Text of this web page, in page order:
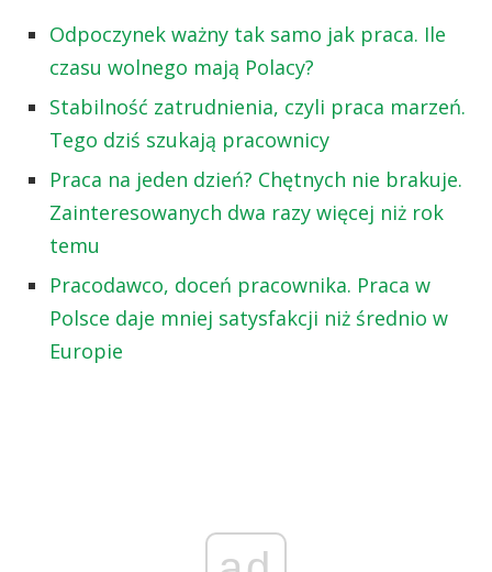
Odpoczynek ważny tak samo jak praca. Ile
czasu wolnego mają Polacy?
Stabilność zatrudnienia, czyli praca marzeń.
Tego dziś szukają pracownicy
Praca na jeden dzień? Chętnych nie brakuje.
Zainteresowanych dwa razy więcej niż rok
temu
Pracodawco, doceń pracownika. Praca w
Polsce daje mniej satysfakcji niż średnio w
Europie